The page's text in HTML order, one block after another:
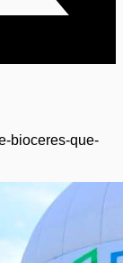
bioceres-que-